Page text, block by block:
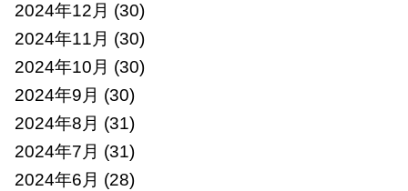
2024年12月 (30)
2024年11月 (30)
2024年10月 (30)
2024年9月 (30)
2024年8月 (31)
2024年7月 (31)
2024年6月 (28)